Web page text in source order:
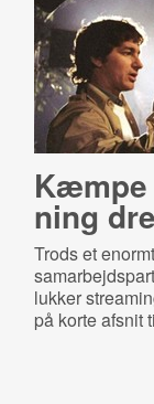
ning
Trods et
lukker
på korte afsnit